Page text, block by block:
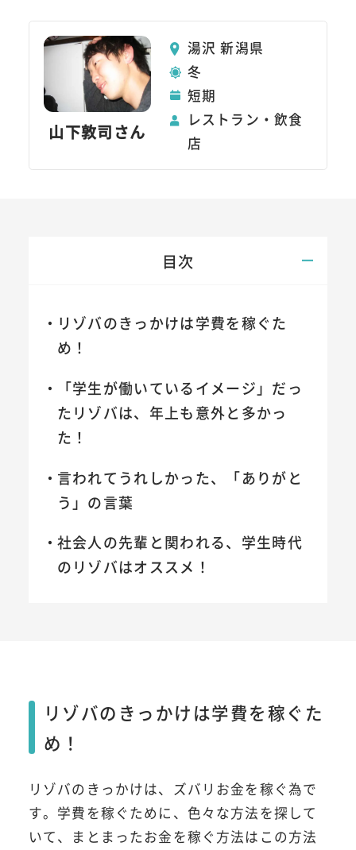
山下敦司さん
湯沢 新潟県
冬
短期
レストラン・飲食
店
目次
リゾバのきっかけは学費を稼ぐた
め！
「学生が働いているイメージ」だっ
たリゾバは、年上も意外と多かっ
た！
言われてうれしかった、「ありがと
う」の言葉
社会人の先輩と関われる、学生時代
のリゾバはオススメ！
リゾバのきっかけは学費を稼ぐた
め！
リゾバのきっかけは、ズバリお金を稼ぐ為で
す。学費を稼ぐために、色々な方法を探して
いて、まとまったお金を稼ぐ方法はこの方法